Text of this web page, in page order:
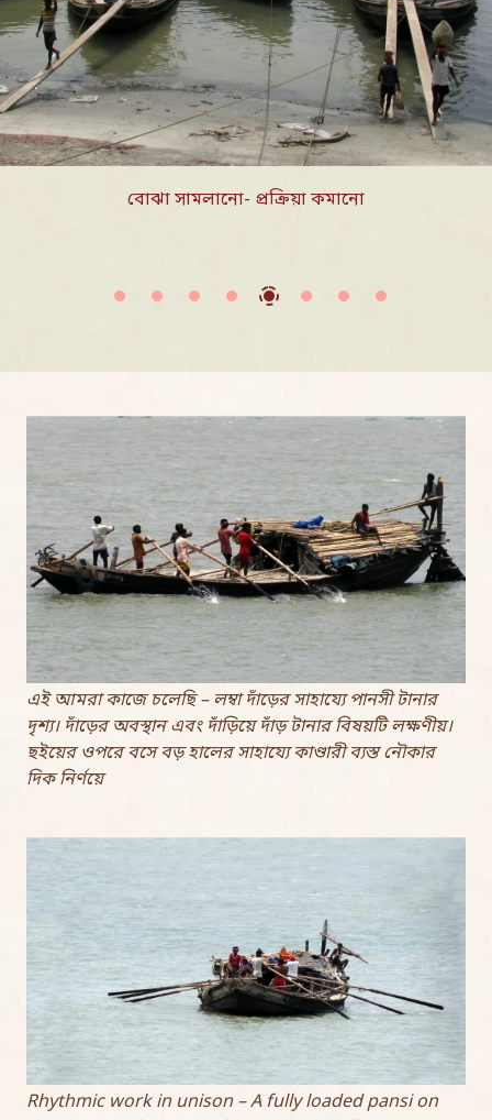
পণ্যবাহী নৌকো থেকে মালখালাস
এই আমরা কাজে চলেছি – লম্বা দাঁড়ের সাহায্যে পানসী টানার
দৃশ্য। দাঁড়ের অবস্থান এবং দাঁড়িয়ে দাঁড় টানার বিষয়টি লক্ষণীয়।
ছইয়ের ওপরে বসে বড় হালের সাহায্যে কাণ্ডারী ব্যস্ত নৌকার
দিক নির্ণয়ে
Rhythmic work in unison – A fully loaded pansi on